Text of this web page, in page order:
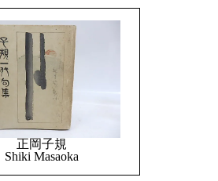
正岡子規
Shiki Masaoka